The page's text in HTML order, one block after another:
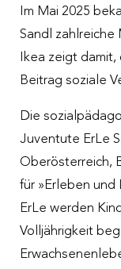
Fragen
Im Mai 2025
Sandl zahlreiche
Ikea zeigt
Beitrag soziale
Die
Juventute ErLe
Oberösterreich,
für »Erleben und
ErLe werden
Volljährigkeit